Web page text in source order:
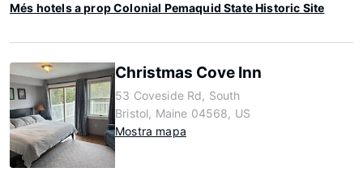
Més hotels a prop Colonial Pemaquid State Historic Site
Christmas Cove Inn
53 Coveside Rd, South
Bristol, Maine 04568, US
Mostra mapa